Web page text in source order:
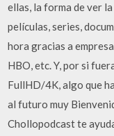
ellas, la forma de ver
películas, series,
hora gracias a
HBO, etc. Y, por si
FullHD/4K, algo que
al futuro muy
Chollopodcast te